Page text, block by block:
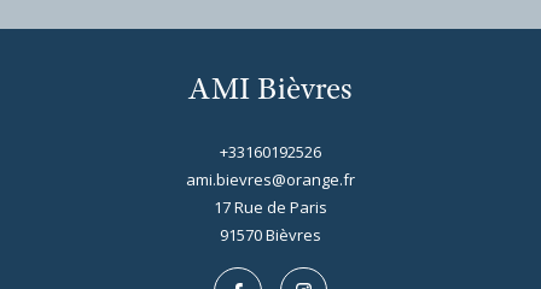
AMI Bièvres
+33160192526
ami.bievres@orange.fr
17 Rue de Paris
91570
bièvres